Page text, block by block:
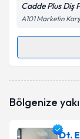
Cadde Plus Diş
A101 Marketin
Size bu
Bölgenize
Dt.